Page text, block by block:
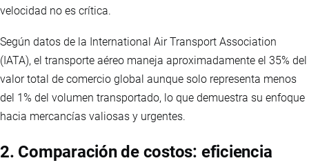
velocidad no es crítica.
Según datos de la International Air Transport Association
(IATA), el transporte aéreo maneja aproximadamente el 35% del
valor total de comercio global aunque solo representa menos
del 1% del volumen transportado, lo que demuestra su enfoque
hacia mercancías valiosas y urgentes.
2. Comparación de costos: eficiencia